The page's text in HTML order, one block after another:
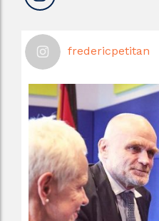
fredericpetitan